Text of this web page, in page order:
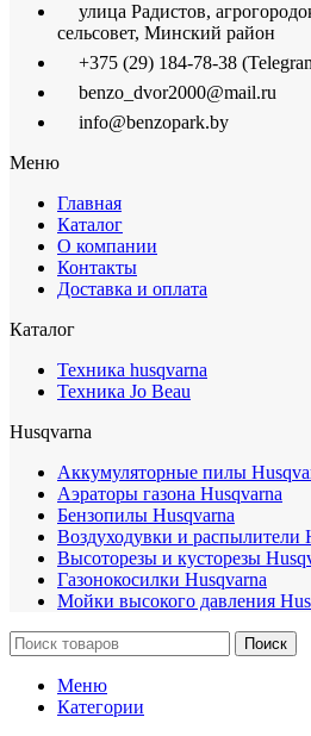
улица Радистов,
сельсовет, Минский район
+375 (29) 184-78-38
benzo_dvor2000@mail.ru
info@benzopark.by
Меню
Главная
Каталог
О компании
Контакты
Доставка и оплата
Каталог
Техника husqvarna
Техника Jo Beau
Husqvarna
Аккумуляторные пилы
Аэраторы газона Husqvarna
Бензопилы Husqvarna
Воздуходувки и распылители
Высоторезы и кусторезы
Газонокосилки Husqvarna
Мойки высокого давления
Поиск
Меню
Категории